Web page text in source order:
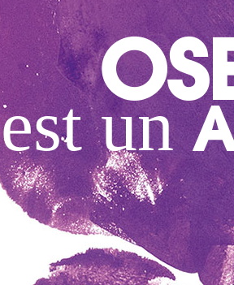
est un